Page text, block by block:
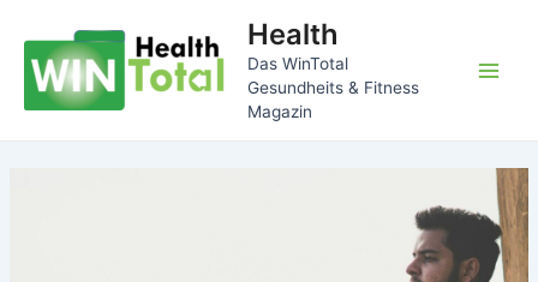
Inhalt
springen
Health
Das WinTotal
Gesundheits & Fitness
Magazin